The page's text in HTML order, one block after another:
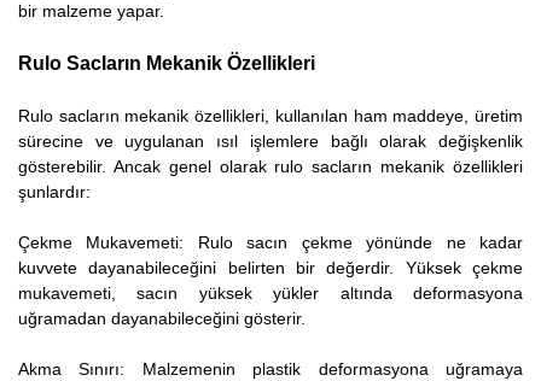
bir malzeme yapar.
Rulo Sacların Mekanik Özellikleri
Rulo sacların mekanik özellikleri, kullanılan ham maddeye, üretim
sürecine ve uygulanan ısıl işlemlere bağlı olarak değişkenlik
gösterebilir. Ancak genel olarak rulo sacların mekanik özellikleri
şunlardır:
Çekme Mukavemeti: Rulo sacın çekme yönünde ne kadar
kuvvete dayanabileceğini belirten bir değerdir. Yüksek çekme
mukavemeti, sacın yüksek yükler altında deformasyona
uğramadan dayanabileceğini gösterir.
Akma Sınırı: Malzemenin plastik deformasyona uğramaya